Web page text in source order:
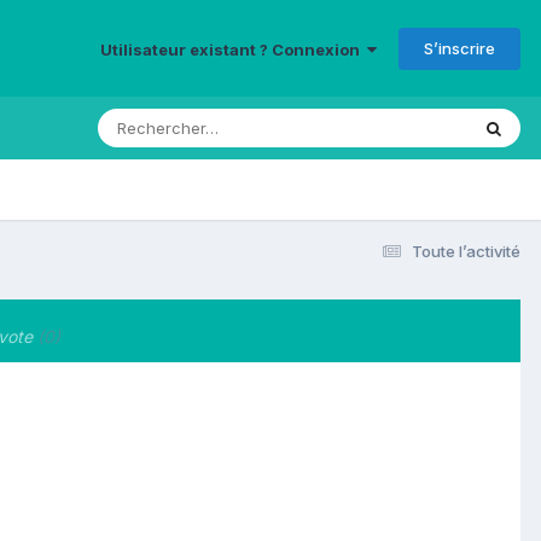
Utilisateur existant ? Connexion S’inscrire
Toute l’activité
(0)